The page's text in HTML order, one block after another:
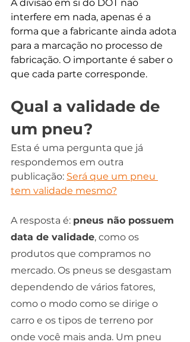
A divisão em si do DOT não
interfere em nada, apenas é a
forma que a fabricante ainda adota
para a marcação no processo de
fabricação. O importante é saber o
que cada parte corresponde.
Qual a validade de
um pneu?
Esta é uma pergunta que já
respondemos em outra
publicação: Será que um pneu
tem validade mesmo?
A resposta é: pneus não possuem
data de validade, como os
produtos que compramos no
mercado. Os pneus se desgastam
dependendo de vários fatores,
como o modo como se dirige o
carro e os tipos de terreno por
onde você mais anda. Um pneu